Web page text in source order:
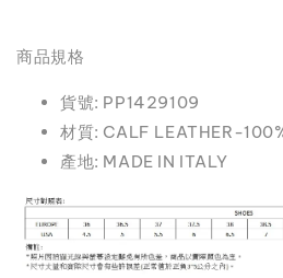
商品規格
貨號: PP1429109
材質: CALF LEATHER-
產地: MADE IN ITALY